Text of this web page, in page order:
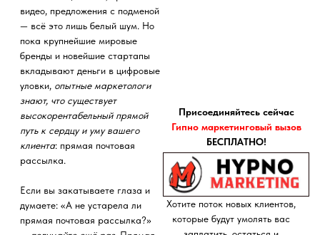
высокорентабельный прямой
путь к сердцу и уму вашего
: прямая почтовая
Если вы закатываете глаза и
прямая почтовая рассылка?»
—подумайте ещё раз. Прямая
почтовая рассылка — самый
эффективный путь к
прибыльным отношениям,
поскольку она преодолевает
технологий, обеспечивает
аудиторией и работает, как
обеспечивая стабильные и
надёжные результаты.
Присоединяйтесь сейчас
Гипно маркетинговый вызов
которые будут умолять вас
порекомендовать вас другим…
чтобы вы могли наблюдать
взрывной рост своего бизнеса
в этом году? Уделите нам
всего 90 минут в день, и за 5
дней мы бесплатно покажем
вам, как это сделать!
Присоединяйтесь К
Бесплатному Вызову